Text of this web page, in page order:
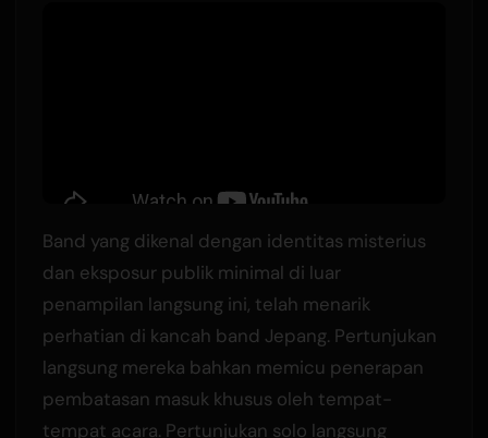
Band yang dikenal dengan identitas misterius
dan eksposur publik minimal di luar
penampilan langsung ini, telah menarik
perhatian di kancah band Jepang. Pertunjukan
langsung mereka bahkan memicu penerapan
pembatasan masuk khusus oleh tempat-
tempat acara. Pertunjukan solo langsung